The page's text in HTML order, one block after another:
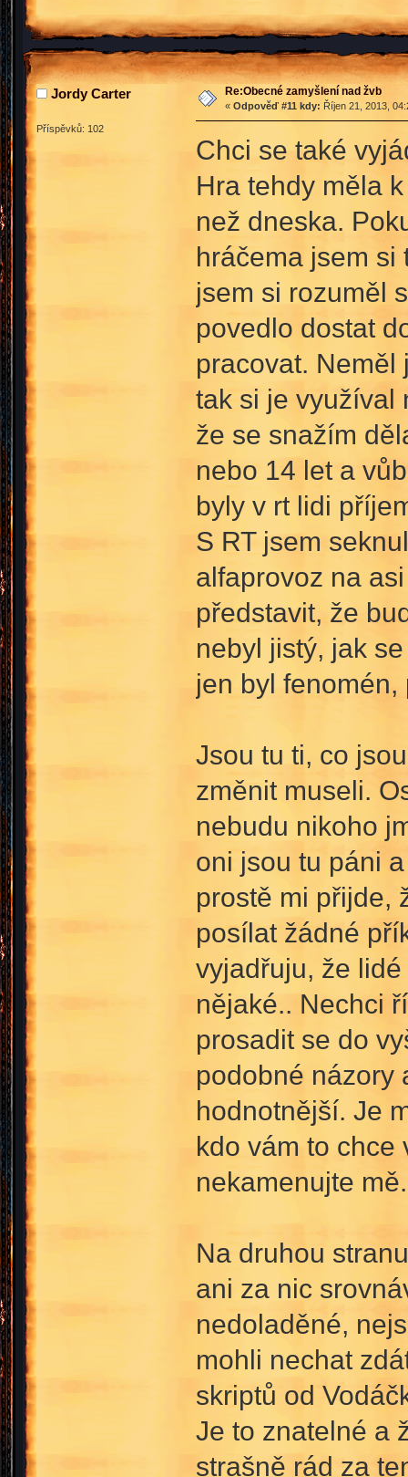
Jordy Carter
Příspěvků: 102
Re:Obecné zamyšlení nad žvb
« Odpověď #11 kdy: Říjen 21, 2013,
Chci se také
Hra tehdy měla
než dneska.
hráčema jsem si
jsem si rozuměl
povedlo dostat
pracovat. Neměl
tak si je využíval
že se snažím
nebo 14 let a
byly v rt lidi
S RT jsem
alfaprovoz na
představit, že
nebyl jistý, jak
jen byl
Jsou tu ti, co
změnit museli.
nebudu nikoho
oni jsou tu páni
prostě mi přijde,
posílat žádné
vyjadřuju, že
nějaké.. Nechci
prosadit se do
podobné názory
hodnotnější. Je
kdo vám to chce
nekamenujte mě.
Na druhou
ani za nic
nedoladěné,
mohli nechat
skriptů od
Je to znatelné a
strašně rád za